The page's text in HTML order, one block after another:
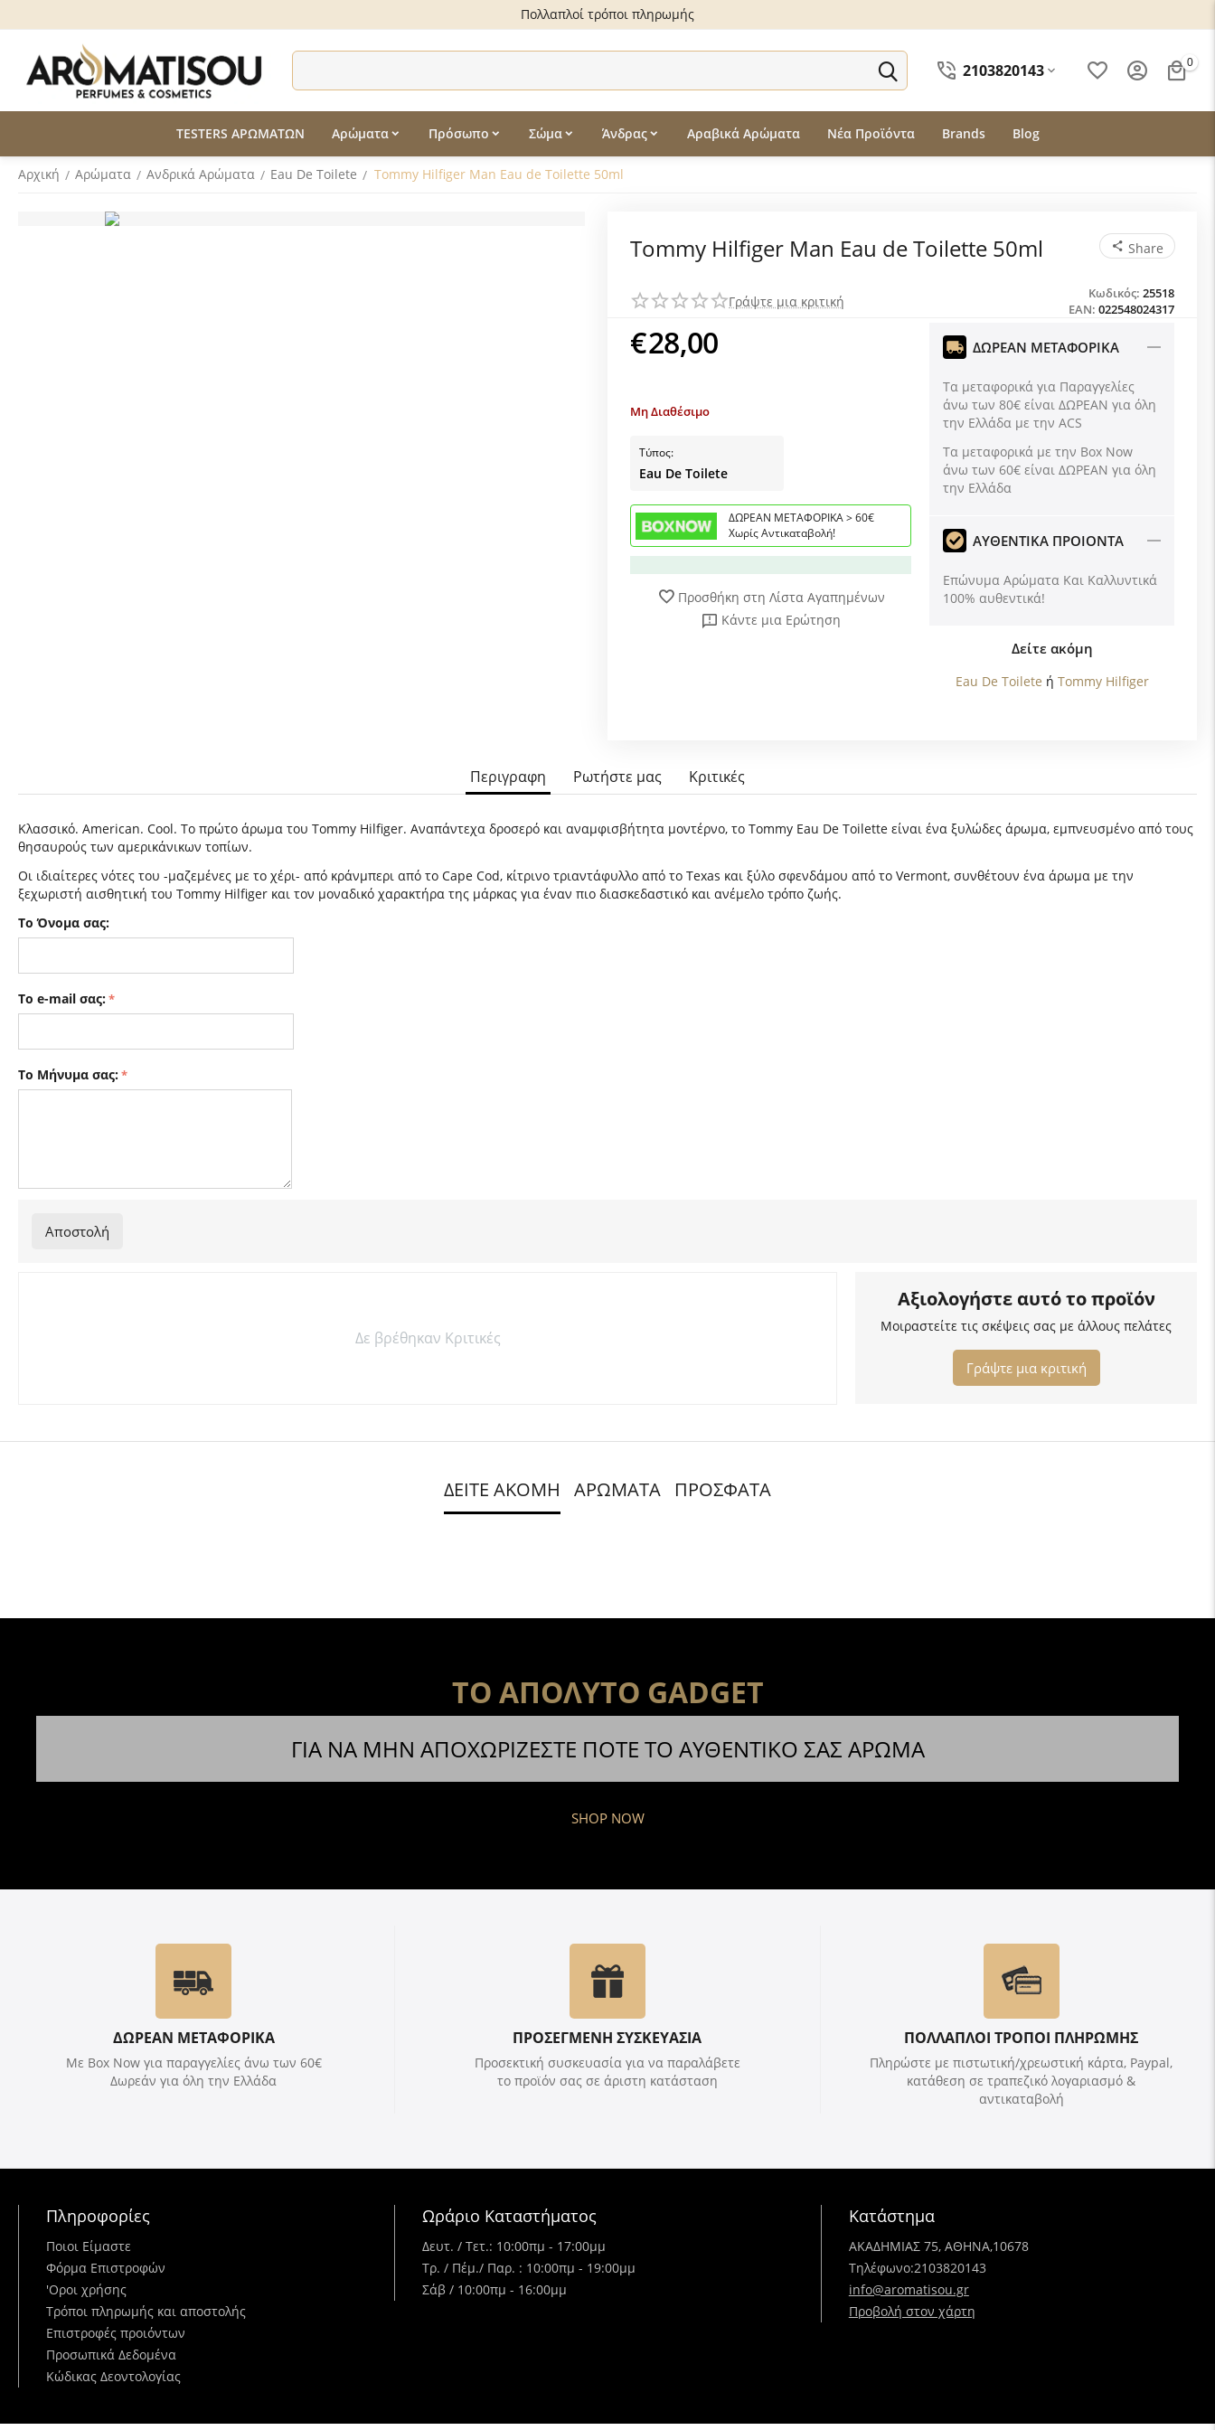
Πολλαπλοί τρόποι πληρωμής
2103820143 0
TESTERS ΑΡΩΜΑΤΩΝ Αρώματα Πρόσωπο Σώμα Άνδρας Αραβικά Αρώματα Νέα Προϊόντα Brands Blog
Αρχική / Αρώματα / Ανδρικά Aρώματα / Eau De Toilete / Tommy Hilfiger Man Eau de Toilette 50ml
Tommy Hilfiger Man Eau de Toilette 50ml Share
Γράψτε μια κριτική EAN: 022548024317
Κωδικός: 25518
€28,00
Μη Διαθέσιμο
Τύπος:
Eau De Toilete
ΔΩΡΕΑΝ ΜΕΤΑΦΟΡΙΚΑ > 60€
Χωρίς Αντικαταβολή!
Προσθήκη στη Λίστα Αγαπημένων
Κάντε μια Ερώτηση
ΔΩΡΕΑΝ ΜΕΤΑΦΟΡΙΚΑ
Τα μεταφορικά για Παραγγελίες
άνω των 80€ είναι ΔΩΡΕΑΝ για όλη
την Ελλάδα με την ACS
Tα μεταφορικά με την Box Now
άνω των 60€ είναι ΔΩΡΕΑΝ για όλη
την Ελλάδα
ΑΥΘΕΝΤΙΚΑ ΠΡΟΙΟΝΤΑ
Επώνυμα Αρώματα Και Καλλυντικά
100% αυθεντικά!
Δείτε ακόμη
Eau De Toilete ή Tommy Hilfiger
Περιγραφη Ρωτήστε μας Κριτικές
Κλασσικό. American. Cool. Το πρώτο άρωμα του Tommy Hilfiger. Αναπάντεχα δροσερό και αναμφισβήτητα μοντέρνο, το Tommy Eau De Toilette είναι ένα ξυλώδες άρωμα, εμπνευσμένο από τους
θησαυρούς των αμερικάνικων τοπίων.
Οι ιδιαίτερες νότες του -μαζεμένες με το χέρι- από κράνμπερι από το Cape Cod, κίτρινο τριαντάφυλλο από το Texas και ξύλο σφενδάμου από το Vermont, συνθέτουν ένα άρωμα με την
ξεχωριστή αισθητική του Tommy Hilfiger και τον μοναδικό χαρακτήρα της μάρκας για έναν πιο διασκεδαστικό και ανέμελο τρόπο ζωής.
Το Όνομα σας:
Το e-mail σας:
Το Μήνυμα σας:
Αποστολή
Δε βρέθηκαν Κριτικές
Αξιολογήστε αυτό το προϊόν
Μοιραστείτε τις σκέψεις σας με άλλους πελάτες
Γράψτε μια κριτική
ΔΕΙΤΕ ΑΚΟΜΗ ΑΡΩΜΑΤΑ ΠΡΟΣΦΑΤΑ
ΤΟ ΑΠΟΛΥΤΟ GADGET
ΓΙΑ ΝΑ ΜΗΝ ΑΠΟΧΩΡΙΖΕΣΤΕ ΠΟΤΕ ΤΟ ΑΥΘΕΝΤΙΚΟ ΣΑΣ ΑΡΩΜΑ
SHOP NOW
ΔΩΡΕΑΝ ΜΕΤΑΦΟΡΙΚΑ
Με Box Now για παραγγελίες άνω των 60€
Δωρεάν για όλη την Ελλάδα
ΠΡΟΣΕΓΜΕΝΗ ΣΥΣΚΕΥΑΣΙΑ
Προσεκτική συσκευασία για να παραλάβετε
το προϊόν σας σε άριστη κατάσταση
ΠΟΛΛΑΠΛΟΙ ΤΡΟΠΟΙ ΠΛΗΡΩΜΗΣ
Πληρώστε με πιστωτική/χρεωστική κάρτα, Paypal,
κατάθεση σε τραπεζικό λογαριασμό &
αντικαταβολή
Πληροφορίες
Ποιοι Είμαστε
Φόρμα Επιστροφών
'Oροι χρήσης
Τρόποι πληρωμής και αποστολής
Επιστροφές προιόντων
Προσωπικά Δεδομένα
Κώδικας Δεοντολογίας
Ωράριο Καταστήματος
Δευτ. / Τετ.: 10:00πμ - 17:00μμ
Τρ. / Πέμ./ Παρ. : 10:00πμ - 19:00μμ
Σάβ / 10:00πμ - 16:00μμ
Κατάστημα
ΑΚΑΔΗΜΙΑΣ 75, ΑΘΗΝΑ,10678
Τηλέφωνο:2103820143
info@aromatisou.gr
Προβολή στον χάρτη